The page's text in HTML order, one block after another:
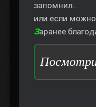
запомнил..
или если
Заранее